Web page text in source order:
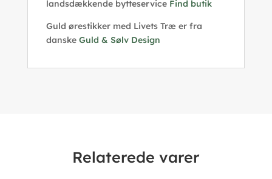
landsdækkende bytteservice Find butik
Guld ørestikker med Livets Træ er fra
danske Guld & Sølv Design
Relaterede varer